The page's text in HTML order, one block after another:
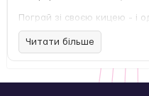
Пограй зі своєю кицею - і
Paula! Ти можеш
варіантах: для тренувань
здоров'я, для вагінальної
Читати більше